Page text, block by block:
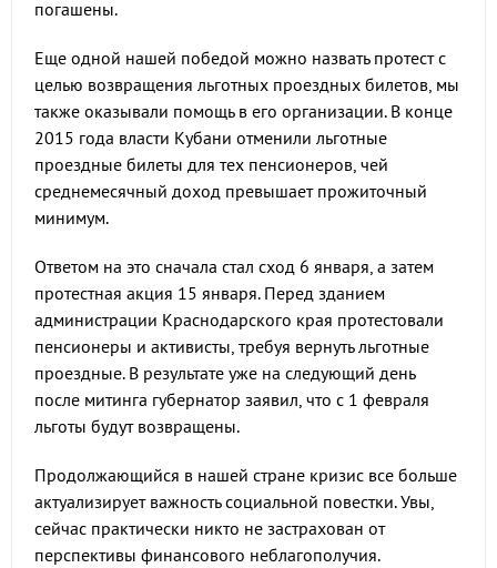
погашены.
Еще одной нашей победой можно назвать протест с
целью возвращения льготных проездных билетов, мы
также оказывали помощь в его организации. В конце
2015 года власти Кубани отменили льготные
проездные билеты для тех пенсионеров, чей
среднемесячный доход превышает прожиточный
минимум.
Ответом на это сначала стал сход 6 января, а затем
протестная акция 15 января. Перед зданием
администрации Краснодарского края протестовали
пенсионеры и активисты, требуя вернуть льготные
проездные. В результате уже на следующий день
после митинга губернатор заявил, что с 1 февраля
льготы будут возвращены.
Продолжающийся в нашей стране кризис все больше
актуализирует важность социальной повестки. Увы,
сейчас практически никто не застрахован от
перспективы финансового неблагополучия.